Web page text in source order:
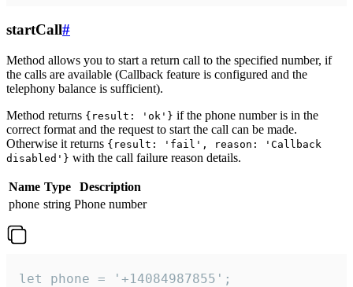
startCall#
Method allows you to start a return call to the specified number, if
the calls are available (Callback feature is configured and the
telephony balance is sufficient).
Method returns {result: 'ok'} if the phone number is in the
correct format and the request to start the call can be made.
Otherwise it returns {result: 'fail', reason: 'Callback
disabled'} with the call failure reason details.
Name Type
Description
phone string Phone number
let phone = '+14084987855';